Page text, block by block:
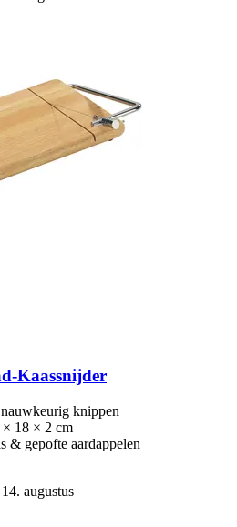
​Kaassnijder
knippen
18 × 2 cm
& gepofte aardappelen
augustus